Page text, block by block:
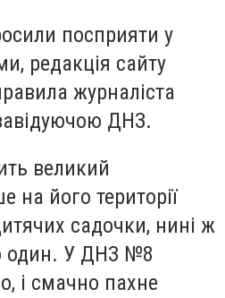
посприяти у
редакція сайту
журналіста
ДНЗ.
великий
на його території
садочки, нині ж
один. У ДНЗ №8
і смачно пахне